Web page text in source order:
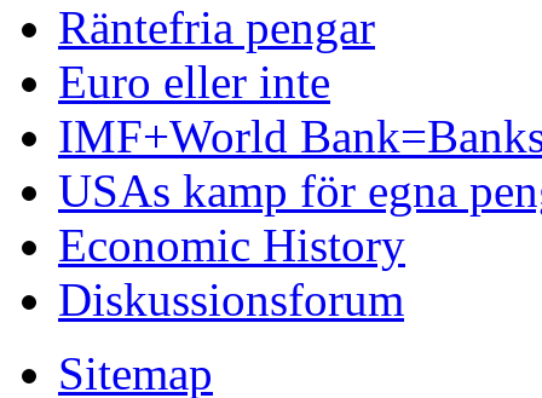
Räntefria pengar
Euro eller inte
IMF+World
USAs kamp för egna
Economic History
Diskussionsforum
Sitemap